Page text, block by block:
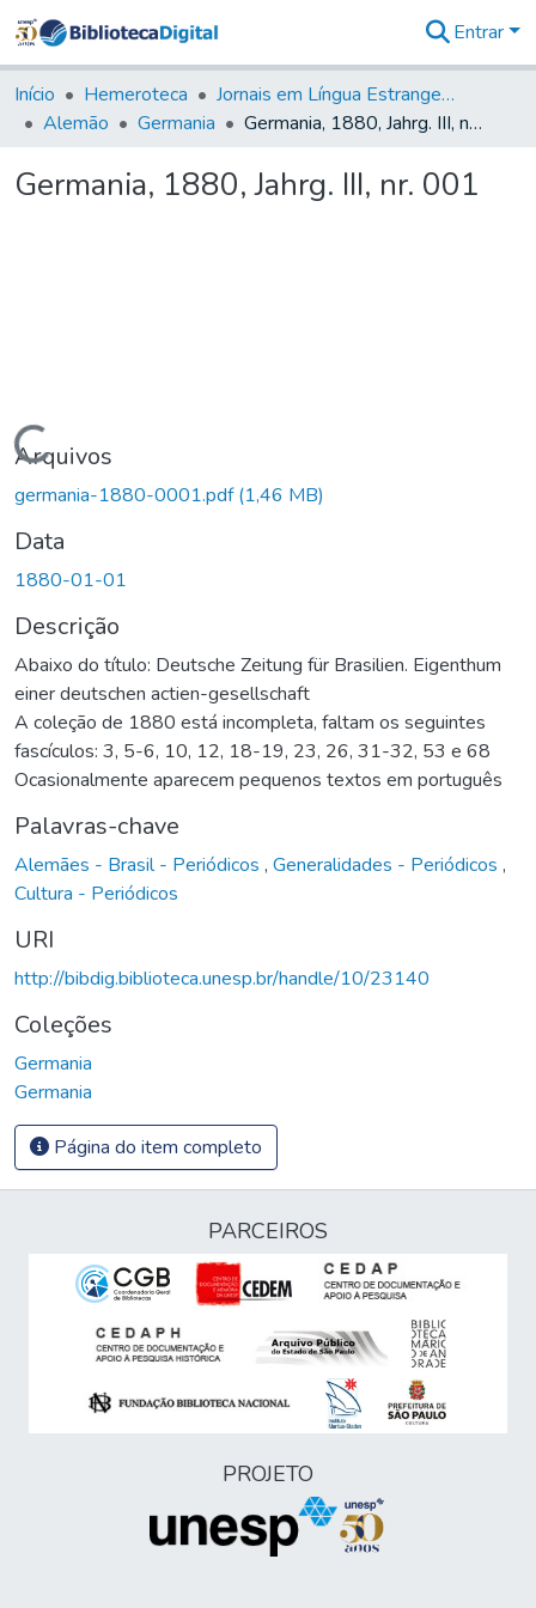
&
Coleções
Tudo na
Digital
Entrar
Início Hemeroteca
Jornais em Língua Estrangeira
Alemão
Germania Germania, 1880, Jahrg. III, nr. 001
Germania, 1880, Jahrg. III, nr. 001
Carregando...
Arquivos
germania-1880-0001.pdf(1,46 MB)
Data
1880-01-01
Descrição
Abaixo do título: Deutsche Zeitung für Brasilien. Eigenthum
einer deutschen actien-gesellschaft
A coleção de 1880 está incompleta, faltam os seguintes
fascículos: 3, 5-6, 10, 12, 18-19, 23, 26, 31-32, 53 e 68
Ocasionalmente aparecem pequenos textos em português
Palavras-chave
Alemães - Brasil - Periódicos , Generalidades - Periódicos ,
Cultura - Periódicos
URI
http://bibdig.biblioteca.unesp.br/handle/10/23140
Coleções
Germania
Germania
Página do item completo
PARCEIROS
PROJETO